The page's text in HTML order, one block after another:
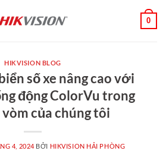
0
HIKVISION BLOG
số xe nâng cao với
động ColorVu trong
của chúng tôi
4, 2024 BỞI HIKVISION HẢI PHÒNG